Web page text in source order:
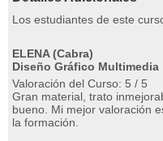
Los estudiantes de este
ELENA (Cabra)
Diseño Gráfico Multimedia
Valoración del Curso: 5 / 5
Gran material, trato
bueno. Mi mejor valoración
la formación.